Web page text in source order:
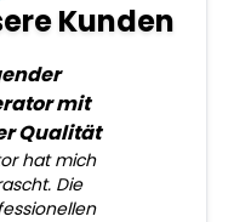
Kunden
mit
Qualität
hat mich
Die